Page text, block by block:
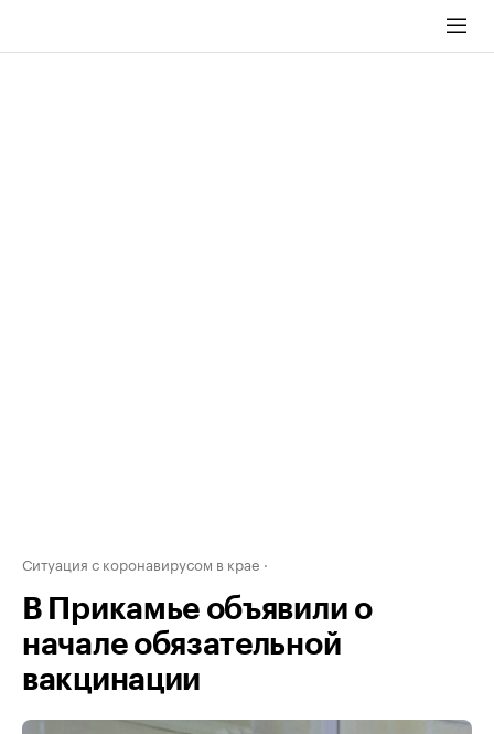
Ситуация с коронавирусом в крае
В Прикамье объявили о
начале обязательной
вакцинации